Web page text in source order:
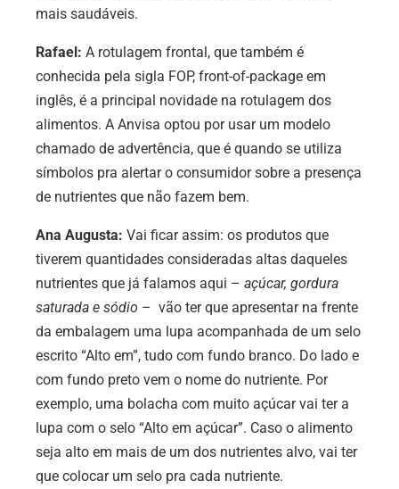
mais saudáveis.
Rafael: A rotulagem frontal, que também é
conhecida pela sigla FOP, front-of-package em
inglês, é a principal novidade na rotulagem dos
alimentos. A Anvisa optou por usar um modelo
chamado de advertência, que é quando se utiliza
símbolos pra alertar o consumidor sobre a presença
de nutrientes que não fazem bem.
Ana Augusta: Vai ficar assim: os produtos que
tiverem quantidades consideradas altas daqueles
nutrientes que já falamos aqui – açúcar, gordura
saturada e sódio – vão ter que apresentar na frente
da embalagem uma lupa acompanhada de um selo
escrito “Alto em”, tudo com fundo branco. Do lado e
com fundo preto vem o nome do nutriente. Por
exemplo, uma bolacha com muito açúcar vai ter a
lupa com o selo “Alto em açúcar”. Caso o alimento
seja alto em mais de um dos nutrientes alvo, vai ter
que colocar um selo pra cada nutriente.